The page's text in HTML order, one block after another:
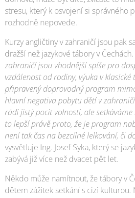
stresu, který k osvojení si správného
rozhodně nepovede.
Kurzy angličtiny v zahraničí jsou pak
dražší než jazykové tábory v Čechách.
zahraničí jsou vhodnější spíše pro
vzdálenost od rodiny, výuka v
připravený doprovodný program
hlavní negativa pobytu dětí v
rádi jistý pocit volnosti, ale setkáváme
to lepší právě proto, že je program
není tak čas na bezcílné lelkování, či
vysvětluje Ing. Josef Syka, který se
zabývá již více než dvacet pět let.
Někdo může namítnout, že tábory v
dětem zážitek setkání s cizí